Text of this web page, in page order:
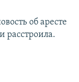
об аресте
расстроила.